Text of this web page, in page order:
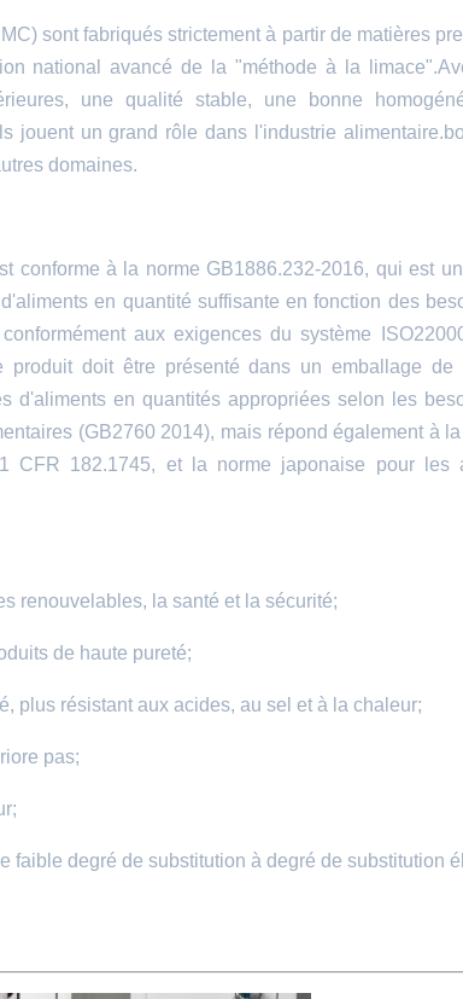
sont fabriqués strictement à partir de matières
national avancé de la "méthode à la
une qualité stable, une bonne
jouent un grand rôle dans l'industrie
domaines.
conforme à la norme GB1886.232-2016, qui est
en quantité suffisante en fonction des
aux exigences du système
doit être présenté dans un emballage de
d'aliments en quantités appropriées selon les
(GB2760 2014), mais répond également à
CFR 182.1745, et la norme japonaise pour les
renouvelables, la santé et la sécurité;
de haute pureté;
plus résistant aux acides, au sel et à la chaleur;
pas;
faible degré de substitution à degré de substitution